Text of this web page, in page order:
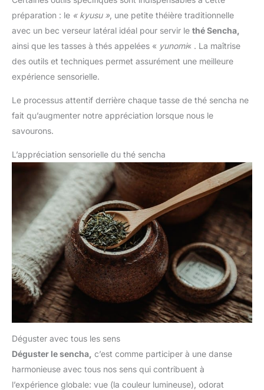
préparation : le « kyusu », une petite théière traditionnelle
avec un bec verseur latéral idéal pour servir le thé Sencha,
ainsi que les tasses à thés appelées « yunomi« . La maîtrise
des outils et techniques permet assurément une meilleure
expérience sensorielle.
Le processus attentif derrière chaque tasse de thé sencha ne
fait qu’augmenter notre appréciation lorsque nous le
savourons.
L’appréciation sensorielle du thé sencha
Déguster avec tous les sens
Déguster le sencha, c’est comme participer à une danse
harmonieuse avec tous nos sens qui contribuent à
l’expérience globale: vue (la couleur lumineuse), odorat